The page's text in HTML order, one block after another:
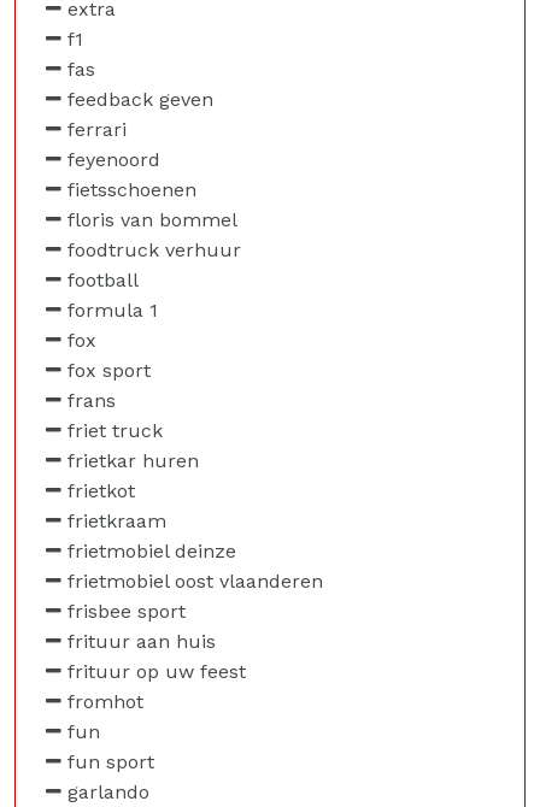
extra
f1
fas
feedback geven
ferrari
feyenoord
fietsschoenen
floris van bommel
foodtruck verhuur
football
formula 1
fox
fox sport
frans
friet truck
frietkar huren
frietkot
frietkraam
frietmobiel deinze
frietmobiel oost vlaanderen
frisbee sport
frituur aan huis
frituur op uw feest
fromhot
fun
fun sport
garlando